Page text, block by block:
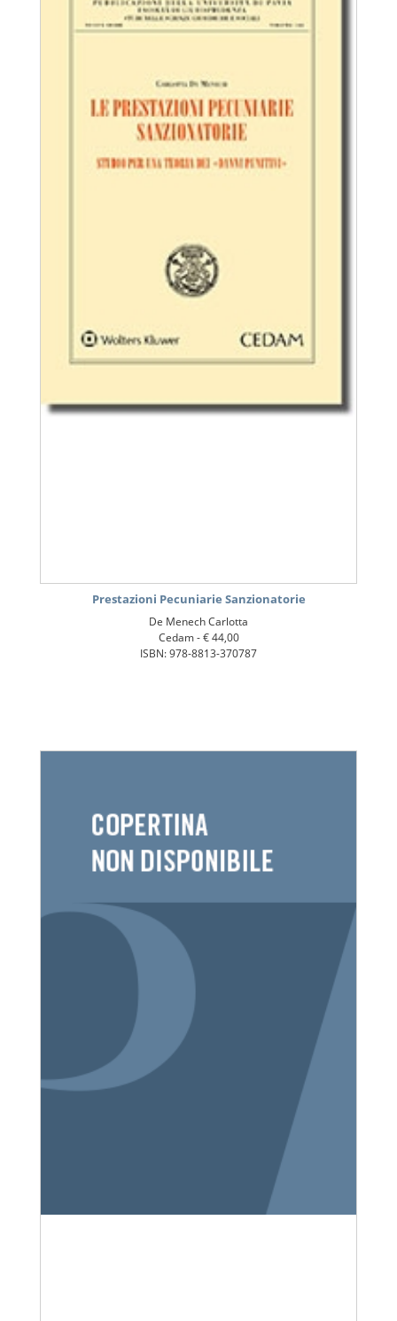
Prestazioni Pecuniarie Sanzionatorie
De Menech Carlotta
Cedam -€ 44,00
ISBN: 978-8813-370787